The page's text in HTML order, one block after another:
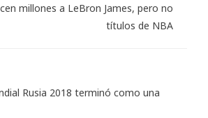
millones a LeBron James, pero no
títulos de NBA
Rusia 2018 terminó como una